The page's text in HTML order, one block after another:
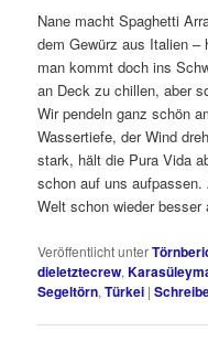
Nane macht Spaghetti
dem Gewürz aus Italien
man kommt doch ins
an Deck zu chillen, aber
Wir pendeln ganz schön
Wassertiefe, der Wind
stark, hält die Pura Vida
schon auf uns
Welt schon wieder besser
Veröffentlicht unter
dieletztecrew,
Segeltörn,Türkei |